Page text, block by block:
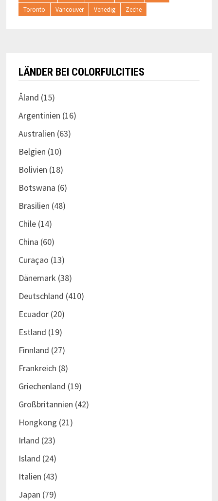
Toronto
Vancouver Venedig Zeche
LÄNDER BEI COLORFULCITIES
Åland (15)
Argentinien (16)
Australien (63)
Belgien (10)
Bolivien (18)
Botswana (6)
Brasilien (48)
Chile(14)
China (60)
Curaçao (13)
Dänemark (38)
Deutschland (410)
Ecuador(20)
Estland (19)
Finnland (27)
Frankreich (8)
Griechenland (19)
Großbritannien (42)
Hongkong (21)
Irland (23)
Island (24)
Italien (43)
Japan (79)